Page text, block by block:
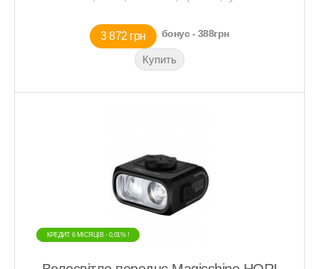
3 872 грн бонус - 388грн
КРЕДИТ 6 МIСЯЦIВ - 0,01% !
КРЕДИТ 6 МIСЯЦIВ - 0,01% !